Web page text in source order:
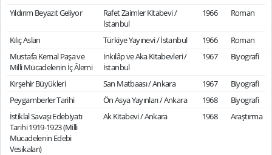
Yıldırım Beyazıt Geliyor
Rafet Zaimler Kitabevi /
İstanbul
1966 Roman
Kılıç Aslan Türkiye Yayınevi / İstanbul 1966
Roman
Mustafa Kemal Paşa ve
Milli Mücadelenin İç Âlemi
İnkılâp ve Aka Kitabevleri /
İstanbul
1967 Biyografi
Kırşehir Büyükleri San Matbaası / Ankara 1967
Biyografi
Peygamberler Tarihi
Ön Asya Yayınları / Ankara 1968
Biyografi
İstiklal Savaşı Edebiyatı
Tarihi 1919-1923 (Milli
Mücadelenin Edebi
Vesikaları)
Ak Kitabevi / Ankara 1968 Araştırma